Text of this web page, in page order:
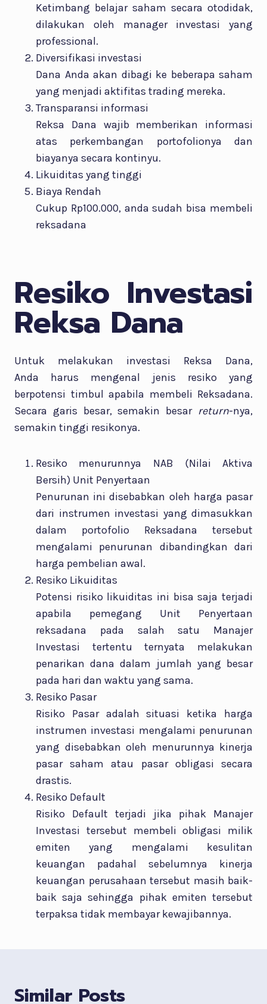
Ketimbang belajar saham secara otodidak,
dilakukan oleh manager investasi yang
professional.
Diversifikasi investasi
Dana Anda akan dibagi ke beberapa saham
yang menjadi aktifitas trading mereka.
Transparansi informasi
Reksa Dana wajib memberikan informasi
atas perkembangan portofolionya dan
biayanya secara kontinyu.
Likuiditas yang tinggi
Biaya Rendah
Cukup Rp100.000, anda sudah bisa membeli
reksadana
Resiko Investasi
Reksa Dana
Untuk melakukan investasi Reksa Dana,
Anda harus mengenal jenis resiko yang
berpotensi timbul apabila membeli Reksadana.
Secara garis besar, semakin besar return-nya,
semakin tinggi resikonya.
Resiko menurunnya NAB (Nilai Aktiva
Bersih) Unit Penyertaan
Penurunan ini disebabkan oleh harga pasar
dari instrumen investasi yang dimasukkan
dalam portofolio Reksadana tersebut
mengalami penurunan dibandingkan dari
harga pembelian awal.
Resiko Likuiditas
Potensi risiko likuiditas ini bisa saja terjadi
apabila pemegang Unit Penyertaan
reksadana pada salah satu Manajer
Investasi tertentu ternyata melakukan
penarikan dana dalam jumlah yang besar
pada hari dan waktu yang sama.
Resiko Pasar
Risiko Pasar adalah situasi ketika harga
instrumen investasi mengalami penurunan
yang disebabkan oleh menurunnya kinerja
pasar saham atau pasar obligasi secara
drastis.
Resiko Default
Risiko Default terjadi jika pihak Manajer
Investasi tersebut membeli obligasi milik
emiten yang mengalami kesulitan
keuangan padahal sebelumnya kinerja
keuangan perusahaan tersebut masih baik-
baik saja sehingga pihak emiten tersebut
terpaksa tidak membayar kewajibannya.
Similar Posts